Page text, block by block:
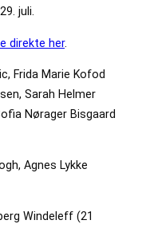
juli.
direkte her.
Frida Marie Kofod
Sarah Helmer
Nørager Bisgaard
Agnes Lykke
Windeleff (21